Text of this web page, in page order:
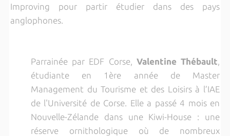
Improving pour partir étudier dans des pays
anglophones.
Parrainée par EDF Corse, Valentine Thébault,
étudiante en 1ère année de Master
Management du Tourisme et des Loisirs à l’IAE
de l'Université de Corse. Elle a passé 4 mois en
Nouvelle-Zélande dans une Kiwi-House : une
réserve ornithologique où de nombreux